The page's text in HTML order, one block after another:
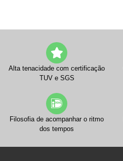
Alta tenacidade com certificação
TUV e SGS
Filosofia de acompanhar o ritmo
dos tempos